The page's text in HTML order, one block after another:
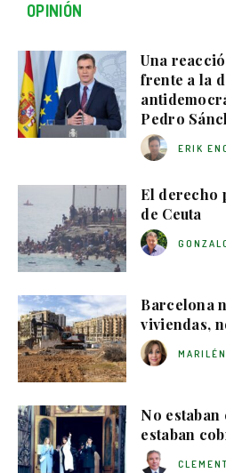
OPINIÓN
Una
frente a la
Pedro
ERIK
El derecho
de Ceuta
Barcelona
viviendas,
No estaban
estaban